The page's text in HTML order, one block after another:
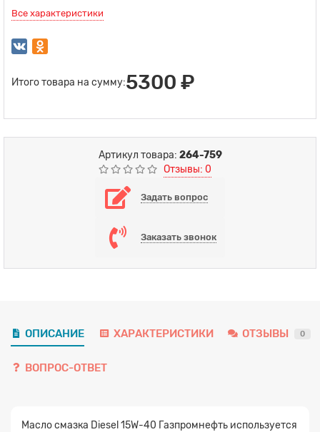
Все характеристики
Итого товара на сумму:5300 ₽
Артикул товара: 264-759
Отзывы: 0
Задать вопрос
Заказать звонок
ОПИСАНИЕ ХАРАКТЕРИСТИКИ ОТЗЫВЫ 0
ВОПРОС-ОТВЕТ
Масло смазка Diesel 15W-40 Газпромнефть используется